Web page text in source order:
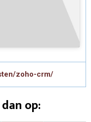
zoho-crm/
op: